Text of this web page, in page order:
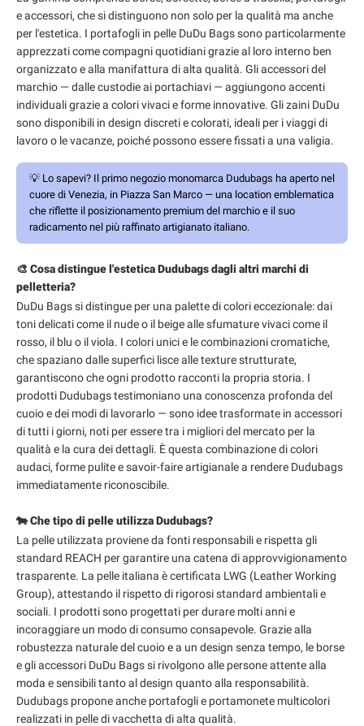
e accessori, che si distinguono non solo per la qualità ma anche
per l'estetica. I portafogli in pelle DuDu Bags sono particolarmente
apprezzati come compagni quotidiani grazie al loro interno ben
organizzato e alla manifattura di alta qualità. Gli accessori del
marchio — dalle custodie ai portachiavi — aggiungono accenti
individuali grazie a colori vivaci e forme innovative. Gli zaini DuDu
sono disponibili in design discreti e colorati, ideali per i viaggi di
lavoro o le vacanze, poiché possono essere fissati a una valigia.
💡 Lo sapevi? Il primo negozio monomarca Dudubags ha aperto nel
cuore di Venezia, in Piazza San Marco — una location emblematica
che riflette il posizionamento premium del marchio e il suo
radicamento nel più raffinato artigianato italiano.
🎨 Cosa distingue l'estetica Dudubags dagli altri marchi di
pelletteria?
DuDu Bags si distingue per una palette di colori eccezionale: dai
toni delicati come il nude o il beige alle sfumature vivaci come il
rosso, il blu o il viola. I colori unici e le combinazioni cromatiche,
che spaziano dalle superfici lisce alle texture strutturate,
garantiscono che ogni prodotto racconti la propria storia. I
prodotti Dudubags testimoniano una conoscenza profonda del
cuoio e dei modi di lavorarlo — sono idee trasformate in accessori
di tutti i giorni, noti per essere tra i migliori del mercato per la
qualità e la cura dei dettagli. È questa combinazione di colori
audaci, forme pulite e savoir-faire artigianale a rendere Dudubags
immediatamente riconoscibile.
🐄 Che tipo di pelle utilizza Dudubags?
La pelle utilizzata proviene da fonti responsabili e rispetta gli
standard REACH per garantire una catena di approvvigionamento
trasparente. La pelle italiana è certificata LWG (Leather Working
Group), attestando il rispetto di rigorosi standard ambientali e
sociali. I prodotti sono progettati per durare molti anni e
incoraggiare un modo di consumo consapevole. Grazie alla
robustezza naturale del cuoio e a un design senza tempo, le borse
e gli accessori DuDu Bags si rivolgono alle persone attente alla
moda e sensibili tanto al design quanto alla responsabilità.
Dudubags propone anche portafogli e portamonete multicolori
realizzati in pelle di vacchetta di alta qualità.